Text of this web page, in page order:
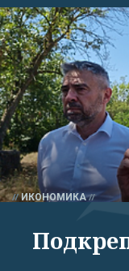
ИКОНОМИКА
Как България